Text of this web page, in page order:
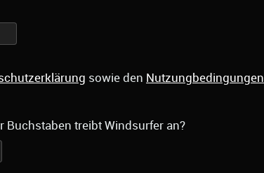
sowie den Nutzungbedingungen
Buchstaben treibt Windsurfer an?